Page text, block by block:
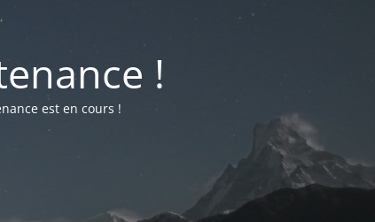
!
est en cours !